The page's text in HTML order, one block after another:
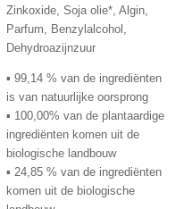
Zinkoxide, Soja olie*, Algin,
Parfum, Benzylalcohol,
Dehydroazijnzuur
▪ 99,14 % van de ingrediënten
is van natuurlijke oorsprong
▪ 100,00% van de plantaardige
ingrediënten komen uit de
biologische landbouw
▪ 24,85 % van de ingrediënten
komen uit de biologische